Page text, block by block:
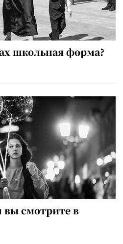
школьная форма?
вы смотрите в